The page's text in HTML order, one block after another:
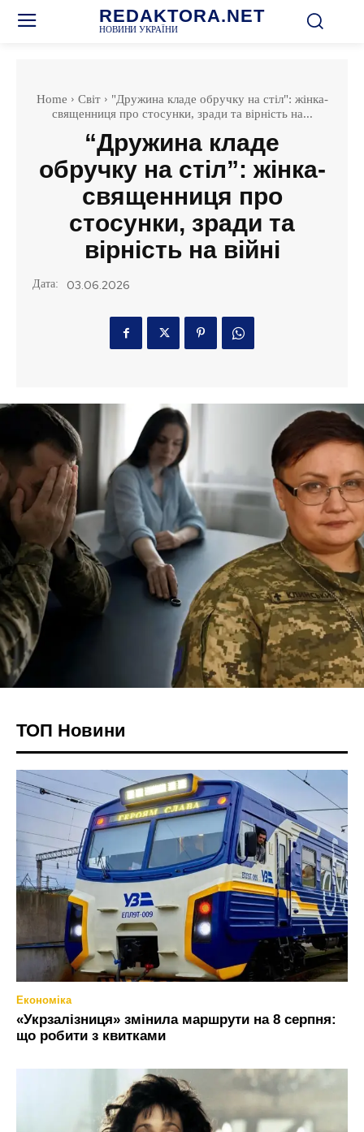
REDAKTORA.NET
НОВИНИ УКРАЇНИ
Home Світ
"Дружина кладе обручку на стіл": жінка-
священниця про стосунки, зради та вірність на...
“Дружина кладе
обручку на стіл”: жінка-
священниця про
стосунки, зради та
вірність на війні
Дата: 03.06.2026
ТОП Новини
Економіка
«Укрзалізниця» змінила маршрути на 8 серпня:
що робити з квитками